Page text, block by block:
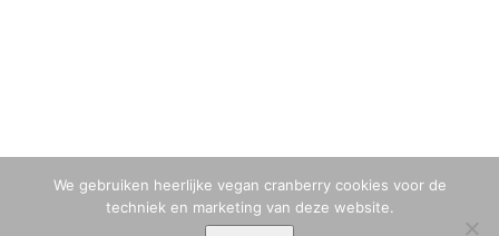
We gebruiken heerlijke vegan cranberry cookies voor de
techniek en marketing van deze website.